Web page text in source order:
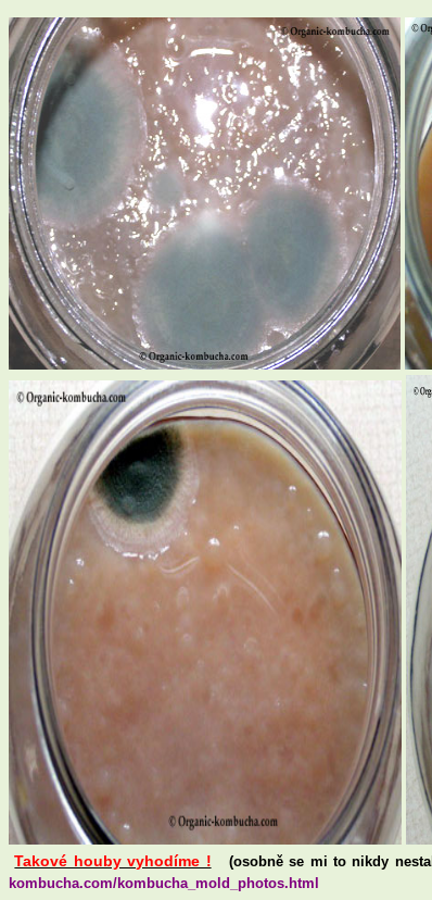
Takové houby vyhodíme ! (osobně se mi to nikdy
kombucha.com/kombucha_mold_photos.html